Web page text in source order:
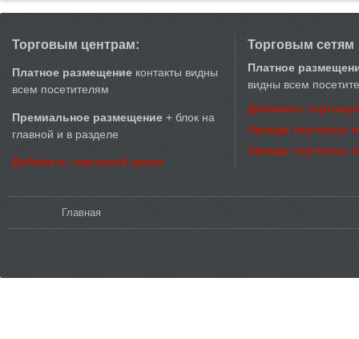
Торговым центрам:
Платное размещение контакты видны
всем посетителям
Премиальное размещение + блок на
главной и в разделе
Добавить торговый центр
Торговым сетям
Платное
видны всем
Добавить
Аренда торговых
Аренда торговых
Главная